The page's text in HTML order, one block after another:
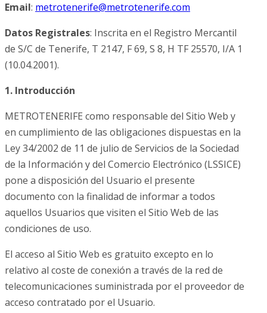
Email: moc.e
firen
etort
em@ef
irene
torte
m
Datos Registrales: Inscrita en el Registro Mercantil
de S/C de Tenerife, T 2147, F 69, S 8, H TF 25570, I/A 1
(10.04.2001).
1. Introducción
METROTENERIFE como responsable del Sitio Web y
en cumplimiento de las obligaciones dispuestas en la
Ley 34/2002 de 11 de julio de Servicios de la Sociedad
de la Información y del Comercio Electrónico (LSSICE)
pone a disposición del Usuario el presente
documento con la finalidad de informar a todos
aquellos Usuarios que visiten el Sitio Web de las
condiciones de uso.
El acceso al Sitio Web es gratuito excepto en lo
relativo al coste de conexión a través de la red de
telecomunicaciones suministrada por el proveedor de
acceso contratado por el Usuario.